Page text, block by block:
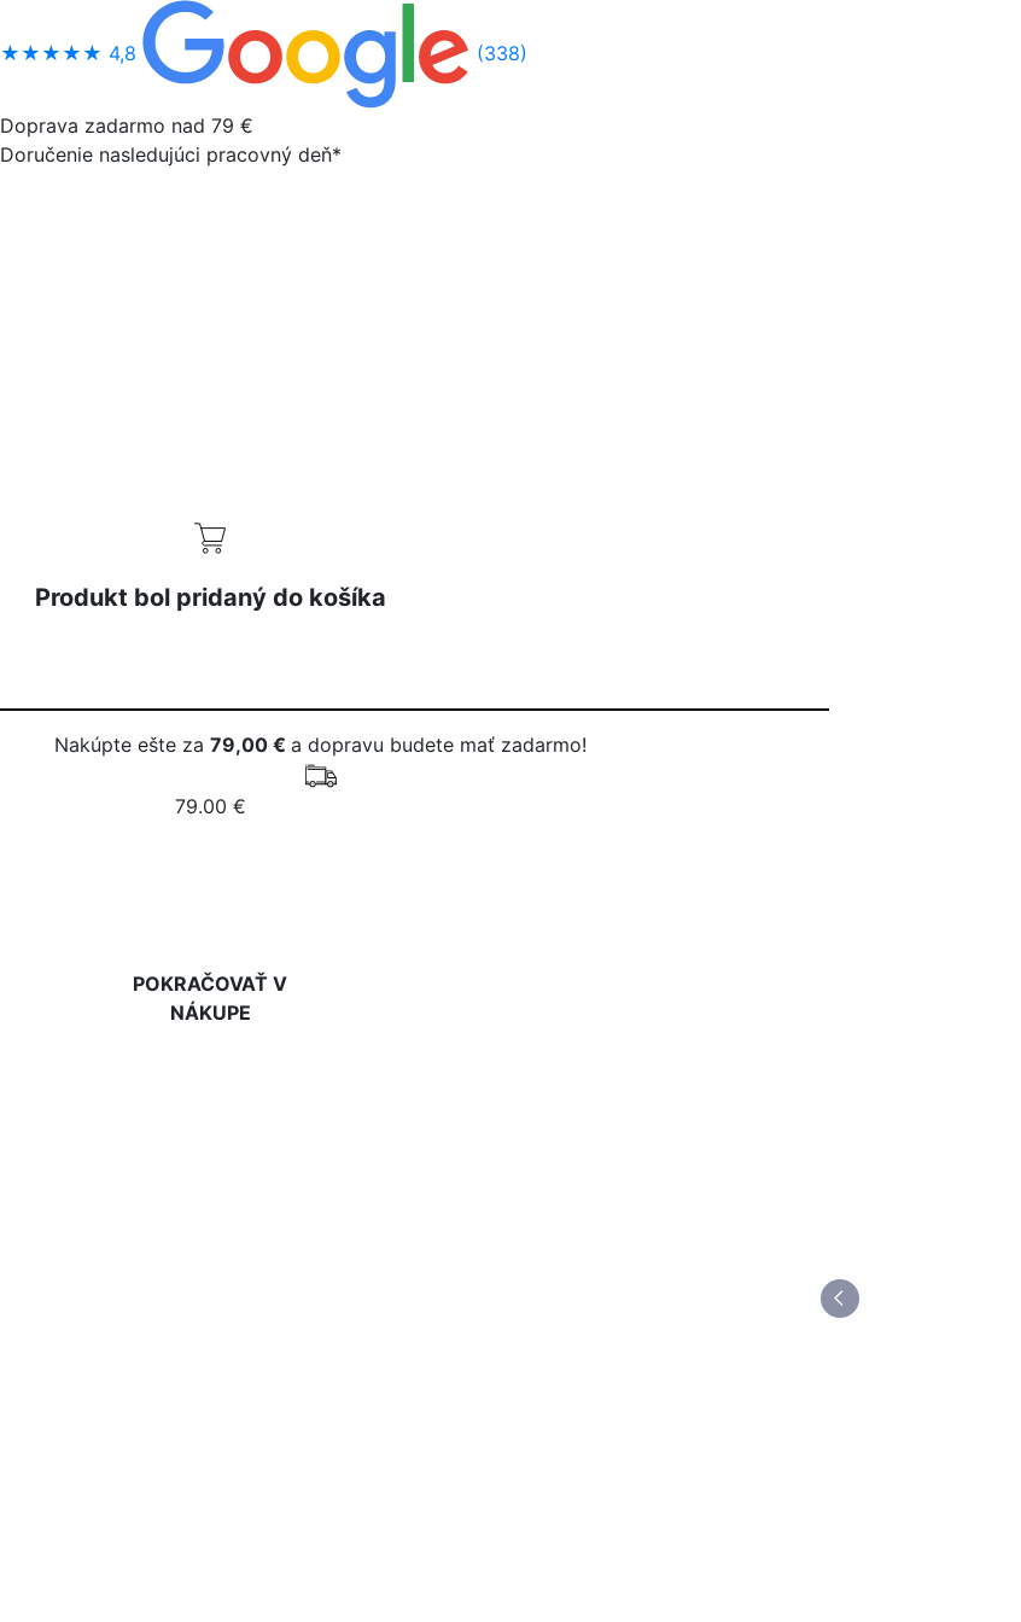
★★★★★ 4,8 (338)
Doprava zadarmo nad 79 €
Doručenie nasledujúci pracovný deň*
Produkt bol pridaný do košíka
Nakúpte ešte za 79,00 € a dopravu budete mať zadarmo!
79.00 €
POKRAČOVAŤ V
NÁKUPE